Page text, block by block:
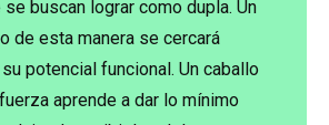
buscan lograr como dupla. Un
de esta manera se cercará
potencial funcional. Un caballo
aprende a dar lo mínimo